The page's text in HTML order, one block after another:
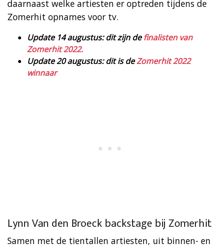
daarnaast welke artiesten er optreden tijdens de
Zomerhit opnames voor tv.
Update 14 augustus: dit zijn definalisten van
Zomerhit 2022.
Update 20 augustus: dit is deZomerhit 2022
winnaar
Lynn Van den Broeck backstage bij Zomerhit
Samen met de tientallen artiesten, uit binnen- en